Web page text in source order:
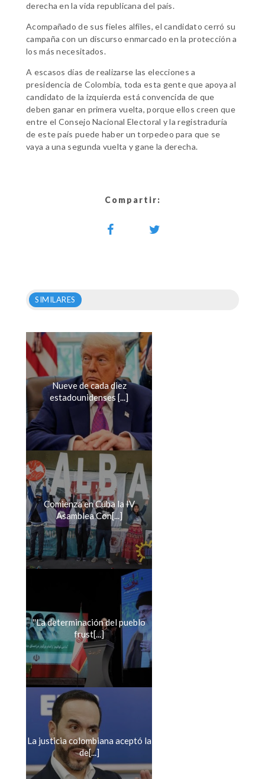
derecha en la vida republicana del país.
Acompañado de sus fieles alfiles, el candidato cerró su
campaña con un discurso enmarcado en la protección a
los más necesitados.
A escasos días de realizarse las elecciones a
presidencia de Colombia, toda esta gente que apoya al
candidato de la izquierda está convencida de que
deben ganar en primera vuelta, porque ellos creen que
entre el Consejo Nacional Electoral y la registraduría
de este país puede haber un torpedeo para que se
vaya a una segunda vuelta y gane la derecha.
Compartir:
SIMILARES
Nueve de cada diez
estadounidenses [...]
Comienza en Cuba la IV
Asamblea Con[...]
''La determinación del pueblo
frust[...]
La justicia colombiana aceptó la
de[...]